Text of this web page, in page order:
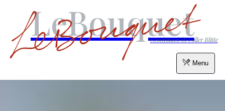
Menu
LeBouquet
Geschmack in voller Blüte